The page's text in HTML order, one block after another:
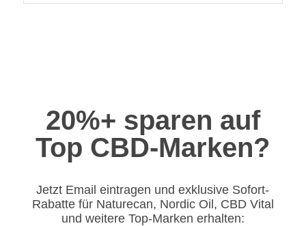
20%+ sparen auf
Top CBD-Marken?
Jetzt Email eintragen und exklusive Sofort-
Rabatte für Naturecan, Nordic Oil, CBD Vital
und weitere Top-Marken erhalten: